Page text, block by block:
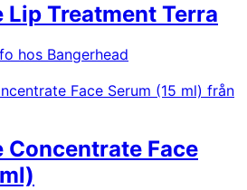
Lip Treatment Terra
hos Bangerhead
Concentrate Face